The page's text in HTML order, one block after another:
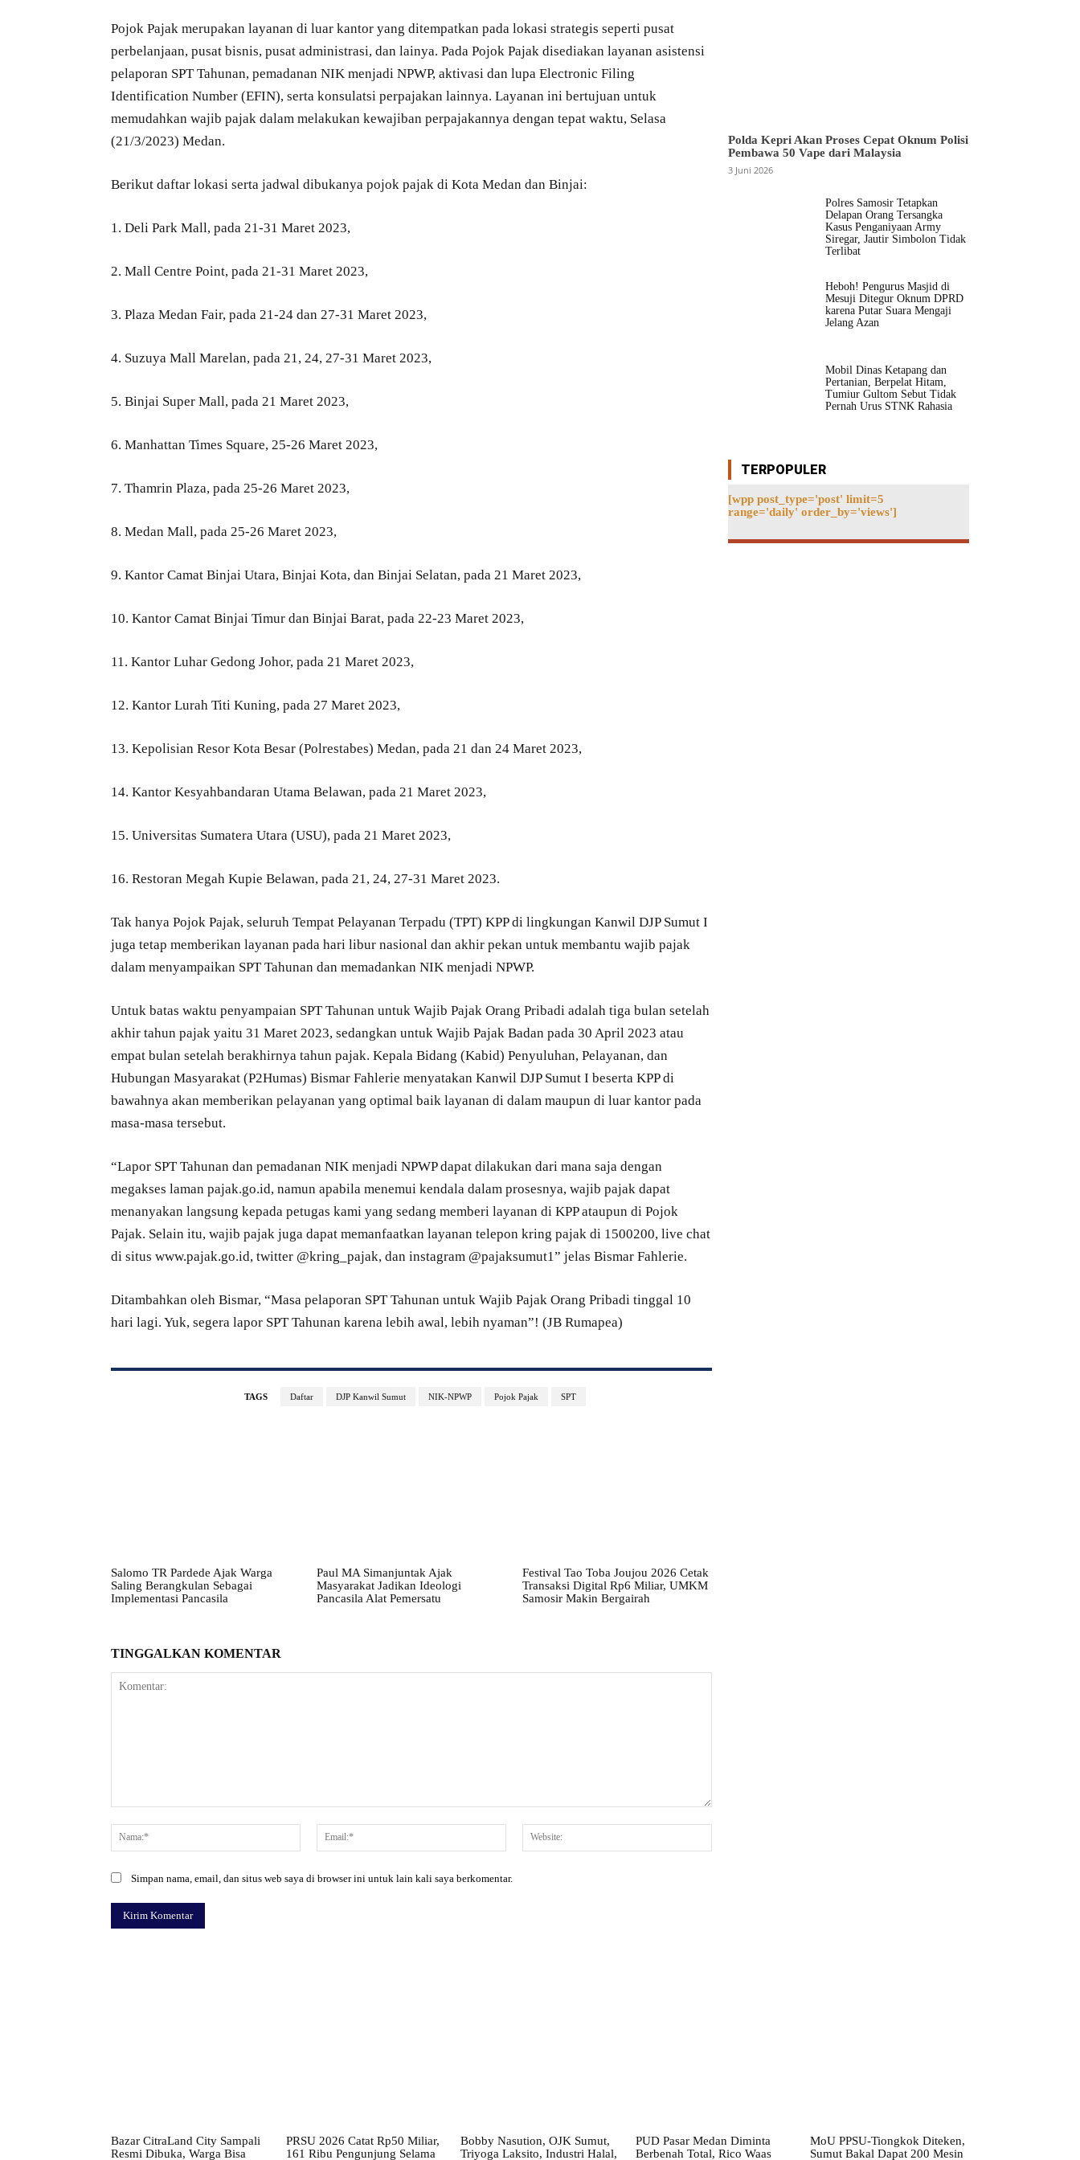
Pojok Pajak merupakan layanan di luar kantor yang ditempatkan pada lokasi strategis seperti pusat
perbelanjaan, pusat bisnis, pusat administrasi, dan lainya. Pada Pojok Pajak disediakan layanan asistensi
pelaporan SPT Tahunan, pemadanan NIK menjadi NPWP, aktivasi dan lupa Electronic Filing
Identification Number (EFIN), serta konsulatsi perpajakan lainnya. Layanan ini bertujuan untuk
memudahkan wajib pajak dalam melakukan kewajiban perpajakannya dengan tepat waktu, Selasa
(21/3/2023) Medan.
Berikut daftar lokasi serta jadwal dibukanya pojok pajak di Kota Medan dan Binjai:
1. Deli Park Mall, pada 21-31 Maret 2023,
2. Mall Centre Point, pada 21-31 Maret 2023,
3. Plaza Medan Fair, pada 21-24 dan 27-31 Maret 2023,
4. Suzuya Mall Marelan, pada 21, 24, 27-31 Maret 2023,
5. Binjai Super Mall, pada 21 Maret 2023,
6. Manhattan Times Square, 25-26 Maret 2023,
7. Thamrin Plaza, pada 25-26 Maret 2023,
8. Medan Mall, pada 25-26 Maret 2023,
9. Kantor Camat Binjai Utara, Binjai Kota, dan Binjai Selatan, pada 21 Maret 2023,
10. Kantor Camat Binjai Timur dan Binjai Barat, pada 22-23 Maret 2023,
11. Kantor Luhar Gedong Johor, pada 21 Maret 2023,
12. Kantor Lurah Titi Kuning, pada 27 Maret 2023,
13. Kepolisian Resor Kota Besar (Polrestabes) Medan, pada 21 dan 24 Maret 2023,
14. Kantor Kesyahbandaran Utama Belawan, pada 21 Maret 2023,
15. Universitas Sumatera Utara (USU), pada 21 Maret 2023,
16. Restoran Megah Kupie Belawan, pada 21, 24, 27-31 Maret 2023.
Tak hanya Pojok Pajak, seluruh Tempat Pelayanan Terpadu (TPT) KPP di lingkungan Kanwil DJP Sumut I
juga tetap memberikan layanan pada hari libur nasional dan akhir pekan untuk membantu wajib pajak
dalam menyampaikan SPT Tahunan dan memadankan NIK menjadi NPWP.
Untuk batas waktu penyampaian SPT Tahunan untuk Wajib Pajak Orang Pribadi adalah tiga bulan setelah
akhir tahun pajak yaitu 31 Maret 2023, sedangkan untuk Wajib Pajak Badan pada 30 April 2023 atau
empat bulan setelah berakhirnya tahun pajak. Kepala Bidang (Kabid) Penyuluhan, Pelayanan, dan
Hubungan Masyarakat (P2Humas) Bismar Fahlerie menyatakan Kanwil DJP Sumut I beserta KPP di
bawahnya akan memberikan pelayanan yang optimal baik layanan di dalam maupun di luar kantor pada
masa-masa tersebut.
“Lapor SPT Tahunan dan pemadanan NIK menjadi NPWP dapat dilakukan dari mana saja dengan
megakses laman pajak.go.id, namun apabila menemui kendala dalam prosesnya, wajib pajak dapat
menanyakan langsung kepada petugas kami yang sedang memberi layanan di KPP ataupun di Pojok
Pajak. Selain itu, wajib pajak juga dapat memanfaatkan layanan telepon kring pajak di 1500200, live chat
di situs www.pajak.go.id, twitter @kring_pajak, dan instagram @pajaksumut1” jelas Bismar Fahlerie.
Ditambahkan oleh Bismar, “Masa pelaporan SPT Tahunan untuk Wajib Pajak Orang Pribadi tinggal 10
hari lagi. Yuk, segera lapor SPT Tahunan karena lebih awal, lebih nyaman”! (JB Rumapea)
TAGS Daftar DJP Kanwil Sumut NIK-NPWP Pojok Pajak SPT
Salomo TR Pardede Ajak Warga
Saling Berangkulan Sebagai
Implementasi Pancasila
Paul MA Simanjuntak Ajak
Masyarakat Jadikan Ideologi
Pancasila Alat Pemersatu
Festival Tao Toba Joujou 2026 Cetak
Transaksi Digital Rp6 Miliar, UMKM
Samosir Makin Bergairah
TINGGALKAN KOMENTAR
Nama:*
Email:*
Simpan nama, email, dan situs web saya di browser ini untuk lain kali saya berkomentar.
Polda Kepri Akan Proses Cepat Oknum Polisi
Pembawa 50 Vape dari Malaysia
3 Juni 2026
Polres Samosir Tetapkan
Delapan Orang Tersangka
Kasus Penganiyaan Army
Siregar, Jautir Simbolon Tidak
Terlibat
Heboh! Pengurus Masjid di
Mesuji Ditegur Oknum DPRD
karena Putar Suara Mengaji
Jelang Azan
Mobil Dinas Ketapang dan
Pertanian, Berpelat Hitam,
Tumiur Gultom Sebut Tidak
Pernah Urus STNK Rahasia
TERPOPULER
[wpp post_type='post' limit=5
range='daily' order_by='views']
Bazar CitraLand City Sampali
Resmi Dibuka, Warga Bisa
PRSU 2026 Catat Rp50 Miliar,
161 Ribu Pengunjung Selama
Bobby Nasution, OJK Sumut,
Triyoga Laksito, Industri Halal,
PUD Pasar Medan Diminta
Berbenah Total, Rico Waas
MoU PPSU-Tiongkok Diteken,
Sumut Bakal Dapat 200 Mesin